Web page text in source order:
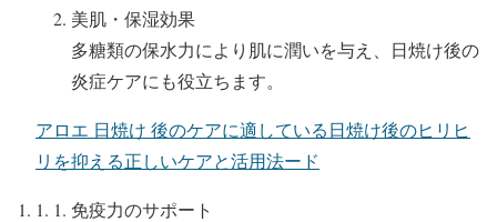
美肌・保湿効果
多糖類の保水力により肌に潤いを与え、日焼け後の
炎症ケアにも役立ちます。
アロエ 日焼け 後のケアに適している日焼け後のヒリヒ
リを抑える正しいケアと活用法ード
免疫力のサポート